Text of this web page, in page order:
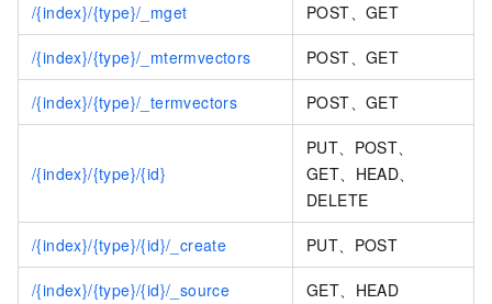
/{index}/{type}/_mget POST、GET
/{index}/{type}/_mtermvectors POST、GET
/{index}/{type}/_termvectors POST、GET
/{index}/{type}/{id}
PUT、POST、
GET、HEAD、
DELETE
/{index}/{type}/{id}/_create PUT、POST
/{index}/{type}/{id}/_source GET、HEAD